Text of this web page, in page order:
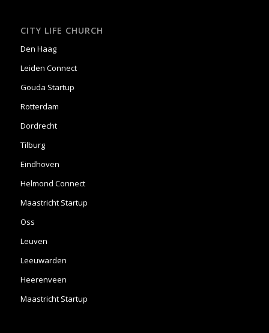
CITY LIFE CHURCH
Den Haag
Leiden Connect
Gouda Startup
Rotterdam
Dordrecht
Tilburg
Eindhoven
Helmond Connect
Maastricht Startup
Oss
Leuven
Leeuwarden
Heerenveen
Maastricht Startup